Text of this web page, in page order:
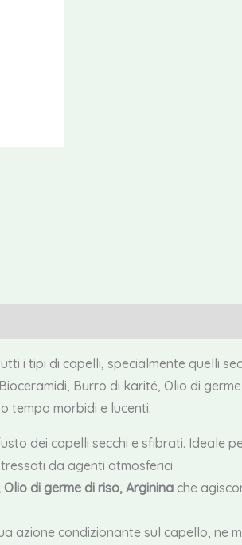
i tipi di capelli, specialmente quelli
Burro di karité, Olio di
tempo morbidi e lucenti.
dei capelli secchi e sfibrati. Ideale
da agenti atmosferici.
di germe di riso, Argininache
azione condizionante sul capello, ne